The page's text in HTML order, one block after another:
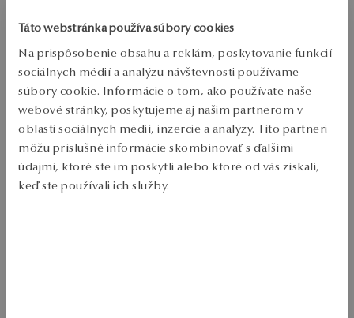
Táto webstránka používa súbory cookies
Na prispôsobenie obsahu a reklám, poskytovanie funkcií
sociálnych médií a analýzu návštevnosti používame
súbory cookie. Informácie o tom, ako používate naše
webové stránky, poskytujeme aj našim partnerom v
oblasti sociálnych médií, inzercie a analýzy. Títo partneri
môžu príslušné informácie skombinovať s ďalšími
údajmi, ktoré ste im poskytli alebo ktoré od vás získali,
keď ste používali ich služby.
PODROBNOSTI
Typ šperků: náramok
Kov: Stříbro
Punc: 925
Dĺžka: 16-19 cm
Ozdoba: biely škorpión
Priemerná hmotnosť: 1,29 g